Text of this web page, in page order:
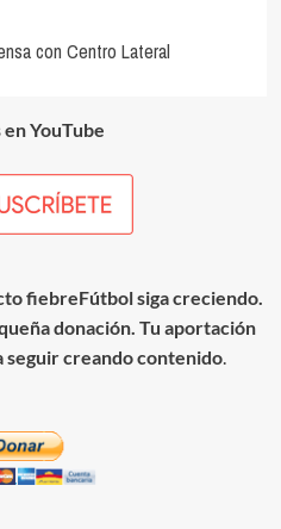
con Centro Lateral
YouTube
fiebreFútbol siga creciendo.
donación. Tu aportación
seguir creando contenido.